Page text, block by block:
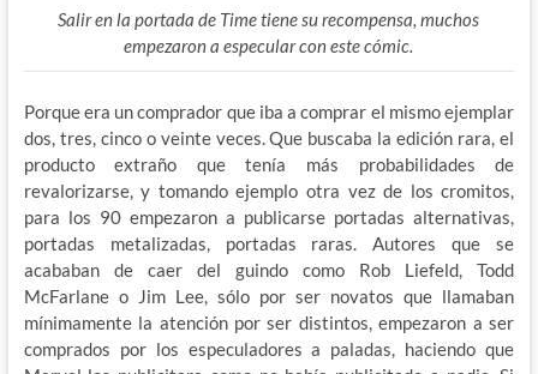
Salir en la portada de Time tiene su recompensa, muchos
empezaron a especular con este cómic.
Porque era un comprador que iba a comprar el mismo ejemplar
dos, tres, cinco o veinte veces. Que buscaba la edición rara, el
producto extraño que tenía más probabilidades de
revalorizarse, y tomando ejemplo otra vez de los cromitos,
para los 90 empezaron a publicarse portadas alternativas,
portadas metalizadas, portadas raras. Autores que se
acababan de caer del guindo como Rob Liefeld, Todd
McFarlane o Jim Lee, sólo por ser novatos que llamaban
mínimamente la atención por ser distintos, empezaron a ser
comprados por los especuladores a paladas, haciendo que